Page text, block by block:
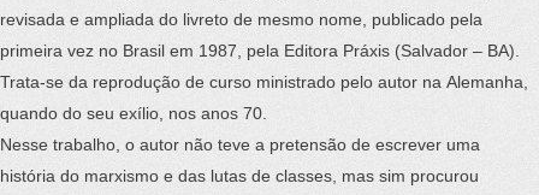
revisada e ampliada do livreto de mesmo nome, publicado pela
primeira vez no Brasil em 1987, pela Editora Práxis (Salvador – BA).
Trata-se da reprodução de curso ministrado pelo autor na Alemanha,
quando do seu exílio, nos anos 70.
Nesse trabalho, o autor não teve a pretensão de escrever uma
história do marxismo e das lutas de classes, mas sim procurou